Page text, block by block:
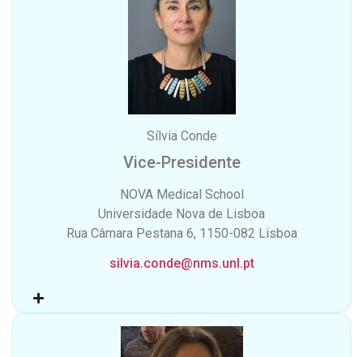
Sílvia Conde
Vice-Presidente
NOVA Medical School
Universidade Nova de Lisboa
Rua Câmara Pestana 6, 1150-082 Lisboa
silvia.conde@nms.unl.pt